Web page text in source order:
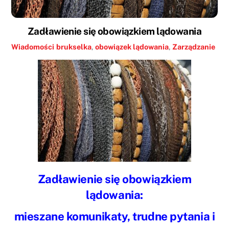
Zadławienie się obowiązkiem lądowania
Wiadomości brukselka,obowiązek lądowania, Zarządzanie
Zadławienie się obowiązkiem
lądowania:
mieszane komunikaty, trudne pytania i